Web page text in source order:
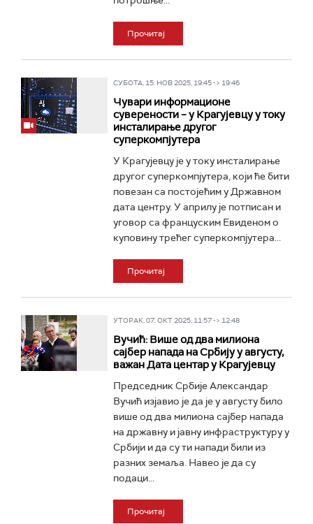
Прочитај
СУБОТА, 15. НОВ 2025, 19:45 -> 19:46
Чувари информационе
суверености – у Крагујевцу у току
инсталирање другог
суперкомпјутера
У Крагујевцу је у току инсталирање
другог суперкомпјутера, који ће бити
повезан са постојећим у Државном
дата центру. У априлу је потписан и
уговор са француским Евиденом о
куповину трећег суперкомпјутера...
Прочитај
УТОРАК, 07. ОКТ 2025, 11:57 -> 12:48
Вучић: Више од два милиона
сајбер напада на Србију у августу,
важан Дата центар у Крагујевцу
Председник Србије Александар
Вучић изјавио је да је у августу било
више од два милиона сајбер напада
на државну и јавну инфраструктуру у
Србији и да су ти напади били из
разних земаља. Навео је да су
подаци...
Прочитај